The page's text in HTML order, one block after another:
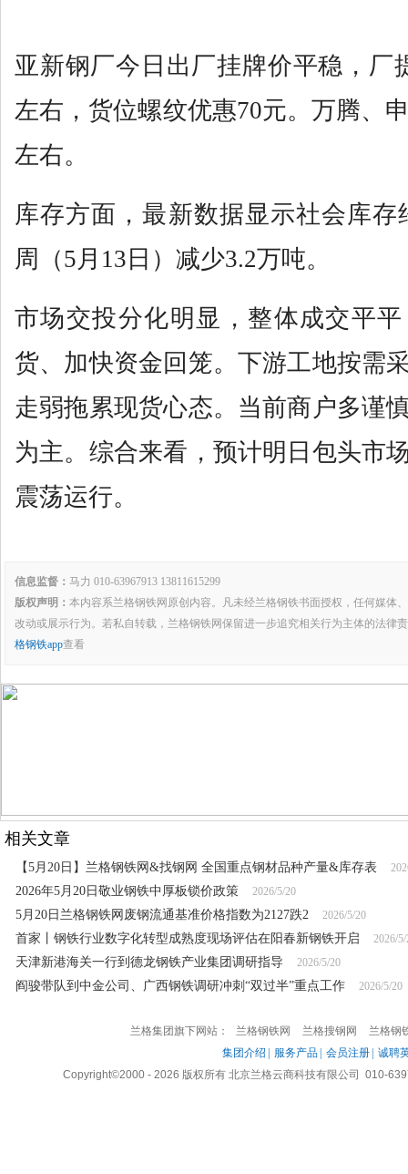
亚新钢厂今日出厂挂牌价平稳，厂
左右，货位螺纹优惠70元。万腾、
左右。
库存方面，最新数据显示社会库存
周（5月13日）减少3.2万吨。
市场交投分化明显，整体成交平
货、加快资金回笼。下游工地按需
走弱拖累现货心态。当前商户多谨
为主。综合来看，预计明日包头市
震荡运行。
信息监督： 马力 010-63967913 13811615299
版权声明： 本内容系兰格钢铁网原创内容。凡未经兰格钢铁书面授权，任何媒体
改动或展示行为。若私自转载，兰格钢铁网保留进一步追究相关行为主体的法律
格钢铁app查看
相关文章
【5月20日】兰格钢铁网&找钢网 全国重点钢材品种产量&库存表
2026年5月20日敬业钢铁中厚板锁价政策 2026/5/20
5月20日兰格钢铁网废钢流通基准价格指数为2127跌2 2026/5/20
首家丨钢铁行业数字化转型成熟度现场评估在阳春新钢铁开启 2026/
天津新港海关一行到德龙钢铁产业集团调研指导 2026/5/20
阎骏带队到中金公司、广西钢铁调研冲刺“双过半”重点工作 2026/5/20